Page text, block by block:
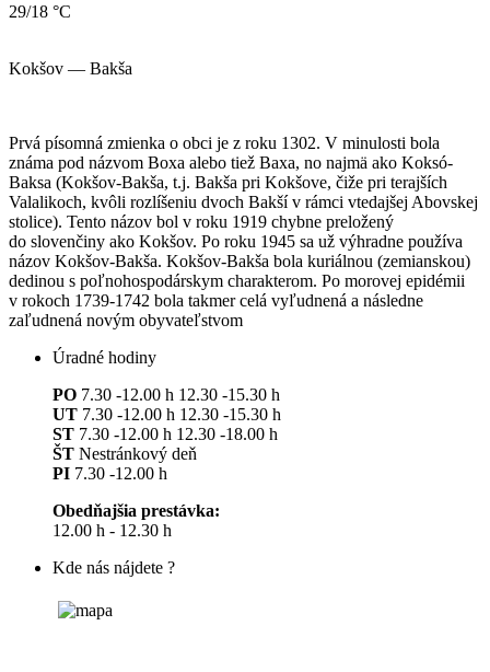
29/18 °C
Kokšov — Bakša
Prvá písomná zmienka o obci je z roku 1302. V minulosti bola
známa pod názvom Boxa alebo tiež Baxa, no najmä ako Koksó-
Baksa (Kokšov-Bakša, t.j. Bakša pri Kokšove, čiže pri terajších
Valalikoch, kvôli rozlíšeniu dvoch Bakší v rámci vtedajšej Abovskej
stolice). Tento názov bol v roku 1919 chybne preložený
do slovenčiny ako Kokšov. Po roku 1945 sa už výhradne používa
názov Kokšov-Bakša. Kokšov-Bakša bola kuriálnou (zemianskou)
dedinou s poľnohospodárskym charakterom. Po morovej epidémii
v rokoch 1739-1742 bola takmer celá vyľudnená a následne
zaľudnená novým obyvateľstvom
Úradné hodiny
PO 7.30 -12.00 h 12.30 -15.30 h
UT 7.30 -12.00 h 12.30 -15.30 h
ST 7.30 -12.00 h 12.30 -18.00 h
ŠT Nestránkový deň
PI 7.30 -12.00 h
Obedňajšia prestávka:
12.00 h - 12.30 h
Kde nás nájdete ?